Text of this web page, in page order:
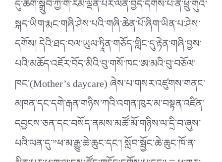
དུ་ཚིག་སྒྲུབ་ཀྱི་གོ་རིམ་ལྡན་པར་ལན་བྱེད་དགོས་པ་ནི་ཕྲུ་གུའི་
སྐད་ཡིག་རྨང་གཞི་ཤེས་པའི་གཞི་ཆེན་པོ་ཞིག་ཡིན་པ་ཤེས་
དགོས། དེའི་ཐད་བལ་ཡུལ་ཏཱིན་གཅོད་གླིང་དུ་རྟེན་གཞི་བྱས་
པའི་མཆོད་འཇོར་བོད་མིའི་བུ་གསོ་ཁང་ཨ་མའི་བུ་བཅོལ་
ཁང་(Mother’s daycare) ཞེས་པ་གསར་འཛུགས་གནང་
མཁན་དང་དགེ་རྒན་གཉིས་ཀའི་འགན་ཁུར་མ་བསྟན་འཛིན་
དབྱངས་ཅན་དང་བསོད་ནམས་མཚོ་མོ་གཉིས་ལ་དྲི་བ་ཞུས་
པའི་ལན་དུ་”ཕ་མ་རྒྱུ་ཆེ་ཆུང་དང་། སློབ་སྦྱོང་ཆེ་ཆུང་ཁོ་ན་